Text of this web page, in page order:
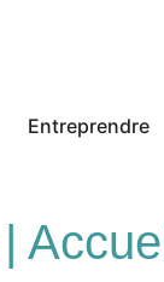
Entreprendre